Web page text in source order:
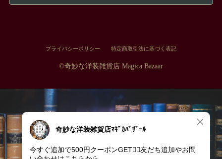
プライバシーポリシー 特定商取引法に基づく表記
©︎奇妙な洋装雑貨店 Magica Bazaar